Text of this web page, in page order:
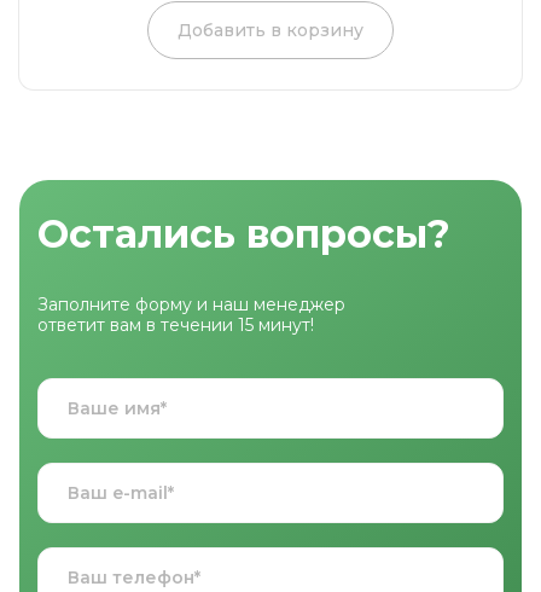
Добавить в корзину
Остались вопросы?
Заполните форму и наш менеджер
ответит вам в течении 15 минут!